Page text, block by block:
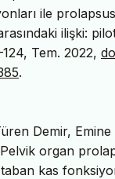
ile
ilişki: pilot
Tem. 2022,
.
Demir,
organ
kas